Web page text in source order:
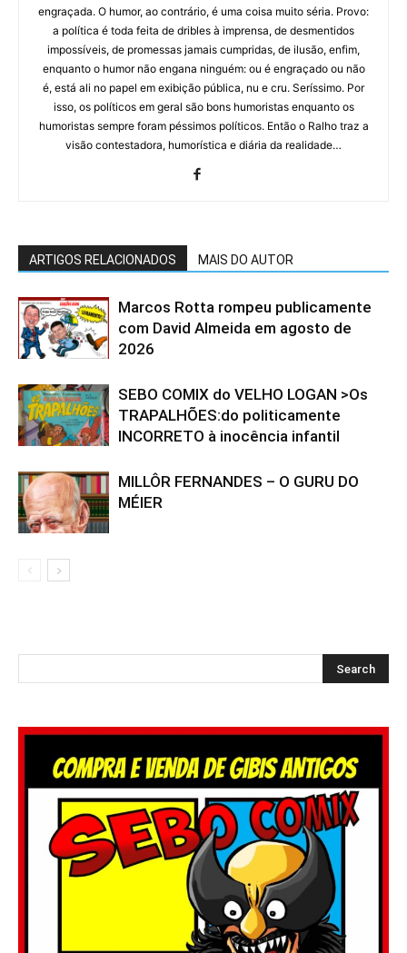
engraçada. O humor, ao contrário, é uma coisa muito séria. Provo:
a política é toda feita de dribles à imprensa, de desmentidos
impossíveis, de promessas jamais cumpridas, de ilusão, enfim,
enquanto o humor não engana ninguém: ou é engraçado ou não
é, está ali no papel em exibição pública, nu e cru. Seríssimo. Por
isso, os políticos em geral são bons humoristas enquanto os
humoristas sempre foram péssimos políticos. Então o Ralho traz a
visão contestadora, humorística e diária da realidade…
ARTIGOS RELACIONADOS MAIS DO AUTOR
Marcos Rotta rompeu publicamente
com David Almeida em agosto de
2026
SEBO COMIX do VELHO LOGAN >Os
TRAPALHÕES:do politicamente
INCORRETO à inocência infantil
MILLÔR FERNANDES – O GURU DO
MÉIER